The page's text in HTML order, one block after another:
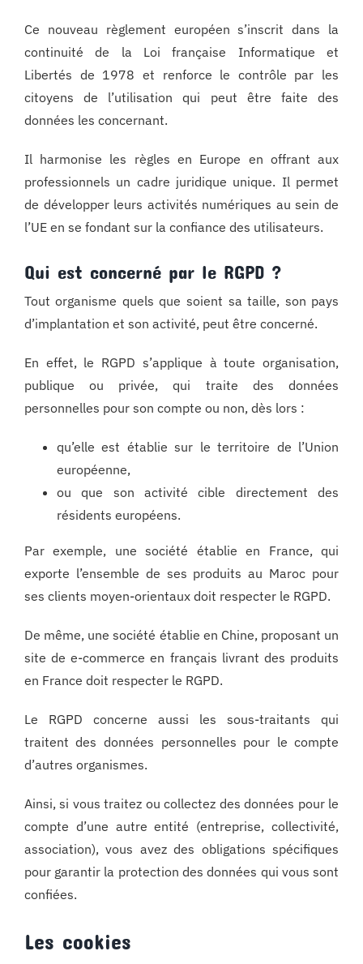
Ce nouveau règlement européen s’inscrit dans la
continuité de la Loi française Informatique et
Libertés de 1978 et renforce le contrôle par les
citoyens de l’utilisation qui peut être faite des
données les concernant.
Il harmonise les règles en Europe en offrant aux
professionnels un cadre juridique unique. Il permet
de développer leurs activités numériques au sein de
l’UE en se fondant sur la confiance des utilisateurs.
Qui est concerné par le RGPD ?
Tout organisme quels que soient sa taille, son pays
d’implantation et son activité, peut être concerné.
En effet, le RGPD s’applique à toute organisation,
publique ou privée, qui traite des données
personnelles pour son compte ou non, dès lors :
qu’elle est établie sur le territoire de l’Union
européenne,
ou que son activité cible directement des
résidents européens.
Par exemple, une société établie en France, qui
exporte l’ensemble de ses produits au Maroc pour
ses clients moyen-orientaux doit respecter le RGPD.
De même, une société établie en Chine, proposant un
site de e-commerce en français livrant des produits
en France doit respecter le RGPD.
Le RGPD concerne aussi les sous-traitants qui
traitent des données personnelles pour le compte
d’autres organismes.
Ainsi, si vous traitez ou collectez des données pour le
compte d’une autre entité (entreprise, collectivité,
association), vous avez des obligations spécifiques
pour garantir la protection des données qui vous sont
confiées.
Les cookies